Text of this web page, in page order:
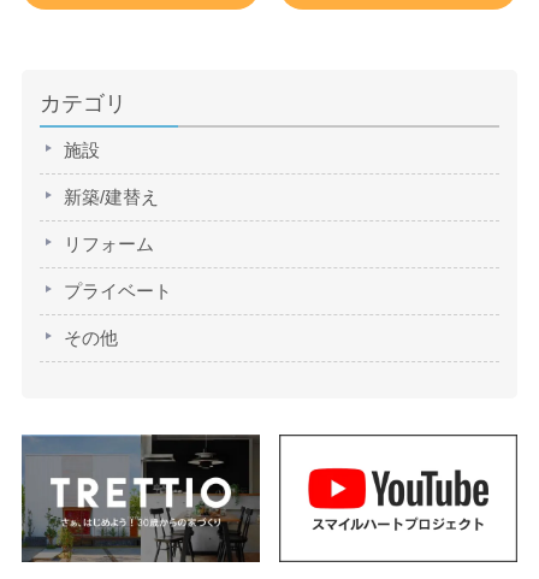
カテゴリ
施設
新築/建替え
リフォーム
プライベート
その他